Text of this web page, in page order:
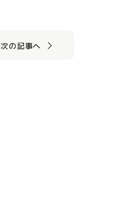
次の記事へ